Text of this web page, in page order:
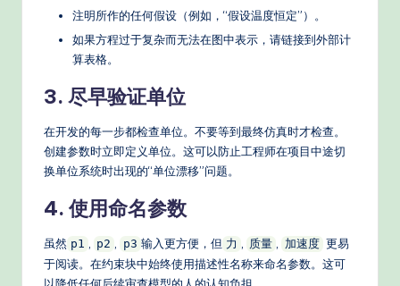
注明所作的任何假设（例如，“假设温度恒定”）。
如果方程过于复杂而无法在图中表示，请链接到外部计
算表格。
3. 尽早验证单位
在开发的每一步都检查单位。不要等到最终仿真时才检查。
创建参数时立即定义单位。这可以防止工程师在项目中途切
换单位系统时出现的“单位漂移”问题。
4. 使用命名参数
虽然 p1 , p2 , p3 输入更方便，但 力 , 质量 , 加速度 更易
于阅读。在约束块中始终使用描述性名称来命名参数。这可